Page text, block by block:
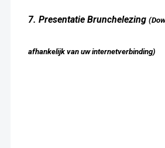
7. Presentatie Brunchelezing
afhankelijk van uw internetverbinding)